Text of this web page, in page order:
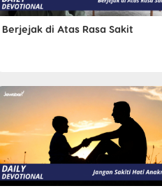
Berjejak di Atas Rasa Sakit